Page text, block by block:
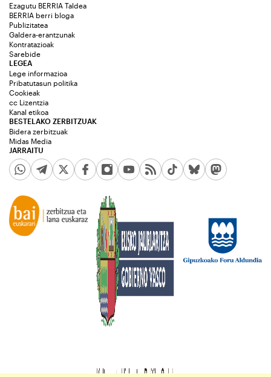
Ezagutu BERRIA Taldea
BERRIA berri bloga
Publizitatea
Galdera-erantzunak
Kontratazioak
Sarebide
JARRAITU
LEGEA
Lege informazioa
Pribatutasun politika
Cookieak
cc Lizentzia
Kanal etikoa
BESTELAKO ZERBITZUAK
Bidera zerbitzuak
Midas Media